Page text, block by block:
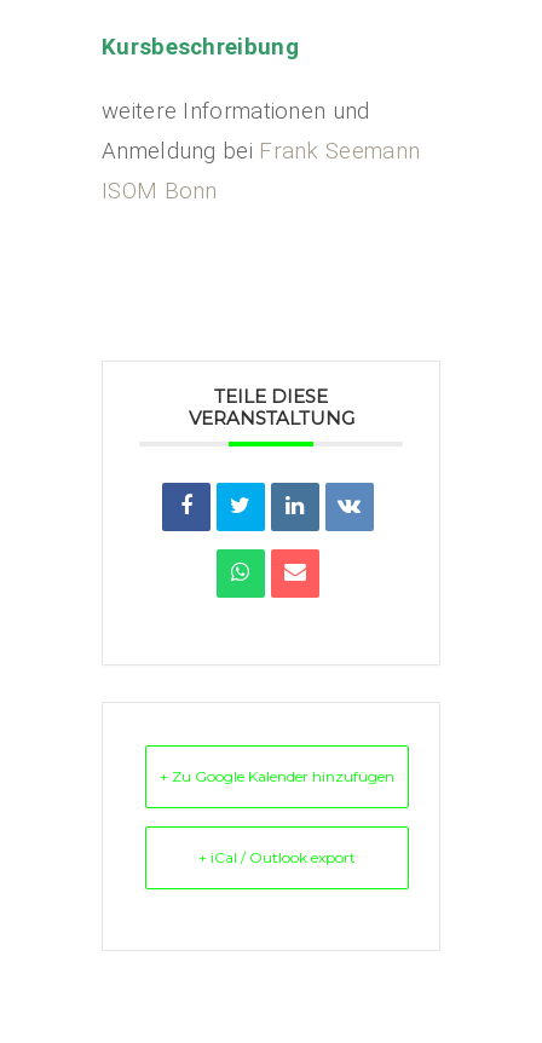
Kursbeschreibung
weitere Informationen und
Anmeldung bei Frank Seemann
ISOM Bonn
TEILE DIESE
VERANSTALTUNG
+ Zu Google Kalender hinzufügen
+ iCal / Outlook export